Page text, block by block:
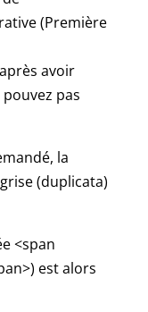
(Première
avoir
pas
la
(duplicata)
<span
est alors